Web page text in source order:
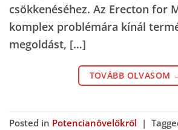
csökkenéséhez. Az Erecton for
komplex problémára kínál
megoldást, […]
TOVÁBB OLVASOM
Posted in Potencianövelőkről |